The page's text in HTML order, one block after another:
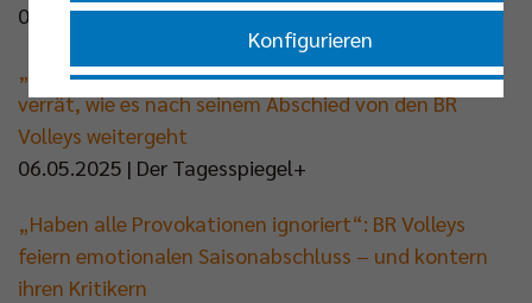
06.05.2025 | rbb24
„Ich bin übersättigt“: Tiktok-Star Tobias Krick
verrät, wie es nach seinem Abschied von den BR
Volleys weitergeht
06.05.2025 | Der Tagesspiegel+
„Haben alle Provokationen ignoriert“: BR Volleys
feiern emotionalen Saisonabschluss – und kontern
ihren Kritikern
Konfigurieren
Nur essenzielle Cookies akzeptieren
Impressum|Datenschutzerklärung